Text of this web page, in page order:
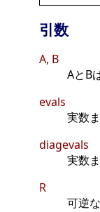
引数
A, B
AとB
evals
実数
diagevals
実数
R
可逆